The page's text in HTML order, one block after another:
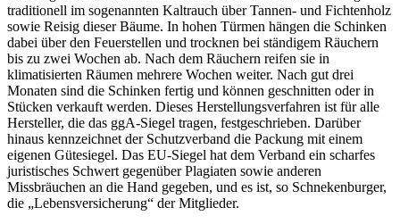
traditionell im sogenannten Kaltrauch über Tannen- und Fichtenholz
sowie Reisig dieser Bäume. In hohen Türmen hängen die Schinken
dabei über den Feuerstellen und trocknen bei ständigem Räuchern
bis zu zwei Wochen ab. Nach dem Räuchern reifen sie in
klimatisierten Räumen mehrere Wochen weiter. Nach gut drei
Monaten sind die Schinken fertig und können geschnitten oder in
Stücken verkauft werden. Dieses Herstellungsverfahren ist für alle
Hersteller, die das ggA-Siegel tragen, festgeschrieben. Darüber
hinaus kennzeichnet der Schutzverband die Packung mit einem
eigenen Gütesiegel. Das EU-Siegel hat dem Verband ein scharfes
juristisches Schwert gegenüber Plagiaten sowie anderen
Missbräuchen an die Hand gegeben, und es ist, so Schnekenburger,
die „Lebensversicherung“ der Mitglieder.